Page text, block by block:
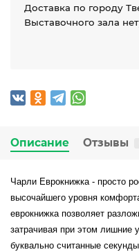
Доставка по городу
Выставочного зала
Описание Отзывы
Чарли Еврокнижка - просто
высочайшего уровня
еврокнижка позволяет
затрачивая при этом лишние
буквально считанные